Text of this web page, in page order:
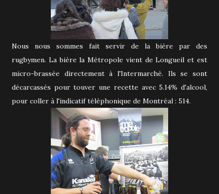
Nous nous sommes fait servir de la bière par des
rugbymen. La bière la Métropole vient de Longueil et est
micro-brassée directement à l'Intermarché. Ils se sont
décarcassés pour touver une recette avec 5.14% d'alcool,
pour coller à l'indicatif téléphonique de Montréal : 514.